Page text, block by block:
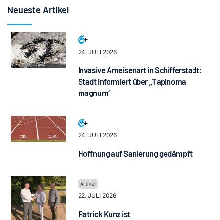
Neueste Artikel
24. JULI 2026
Invasive Ameisenart in Schifferstadt:
Stadt informiert über „Tapinoma
magnum“
24. JULI 2026
Hoffnung auf Sanierung gedämpft
22. JULI 2026
Patrick Kunz ist